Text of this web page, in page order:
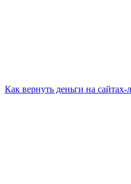
Как вернуть деньги на сайтах-